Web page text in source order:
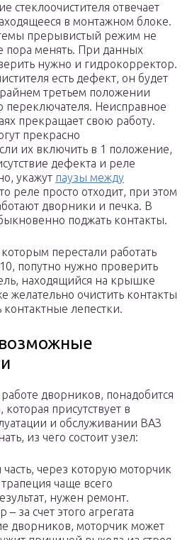
стеклоочистителя отвечает
в монтажном блоке.
прерывистый режим не
пора менять. При данных
нужно и гидрокорректор.
есть дефект, он будет
третьем положении
переключателя. Неисправное
прекращает свою работу.
прекрасно
их включить в 1 положение,
дефекта и реле
укажут паузы между
реле просто отходит, при этом
дворники и печка. В
поджать контакты.
перестали работать
попутно нужно проверить
находящийся на крышке
желательно очистить контакты
контактные лепестки.
дворников, понадобится
которая присутствует в
и обслуживании ВАЗ
из чего состоит узел:
через которую моторчик
чаще всего
нужен ремонт.
за счет этого агрегата
дворников, моторчик может